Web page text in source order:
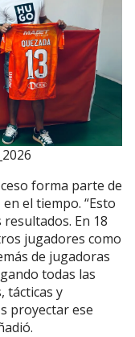
forma parte de
el tiempo. “Esto
En 18
jugadores como
de jugadoras
todas las
tácticas y
proyectar ese